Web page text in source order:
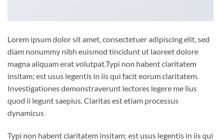
Lorem ipsum dolor sit amet, consectetuer adipiscing elit, sed
diam nonummy nibh euismod tincidunt ut laoreet dolore
magna aliquam erat volutpat.Typi non habent claritatem
insitam; est usus legentis in iis qui facit eorum claritatem.
Investigationes demonstraverunt lectores legere me lius
quod ii legunt saepius. Claritas est etiam processus
dynamicus
Typi non habent claritatem insitam; est usus legentis in iis qui